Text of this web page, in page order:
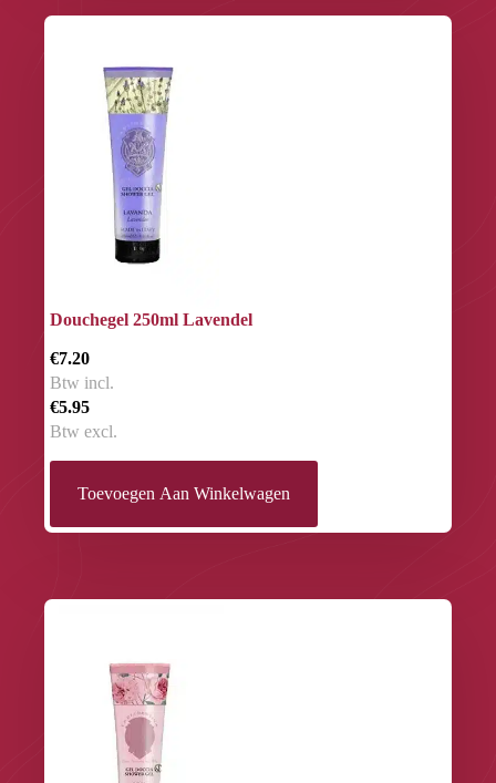
Douchegel 250ml Lavendel
€7.20
Btw incl.
€5.95
Btw excl.
Toevoegen Aan Winkelwagen